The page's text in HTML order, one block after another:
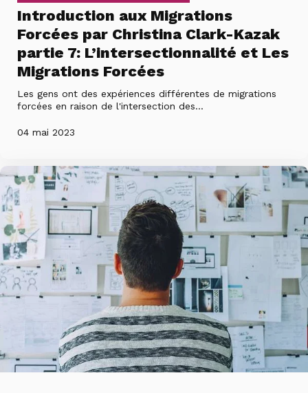
Introduction aux Migrations
Forcées par Christina Clark-Kazak
partie 7: L’intersectionnalité et Les
Migrations Forcées
Les gens ont des expériences différentes de migrations
forcées en raison de l'intersection des...
04 mai 2023